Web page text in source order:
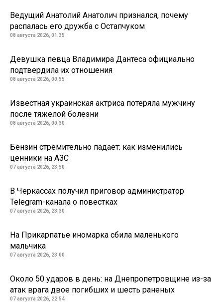
Ведущий Анатолий Анатолич признался, почему
распалась его дружба с Остапчуком
08 августа 2026, 01:35
Девушка певца Владимира Дантеса официально
подтвердила их отношения
08 августа 2026, 00:55
Известная украинская актриса потеряла мужчину
после тяжелой болезни
08 августа 2026, 00:30
Бензин стремительно падает: как изменились
ценники на АЗС
07 августа 2026, 23:50
В Черкассах получил приговор администратор
Telegram-канала о повестках
07 августа 2026, 23:30
На Прикарпатье иномарка сбила маленького
мальчика
07 августа 2026, 23:00
Около 50 ударов в день: на Днепропетровщине из-за
атак врага двое погибших и шесть раненых
07 августа 2026, 22:54